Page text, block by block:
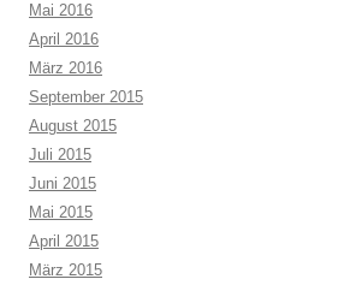
Mai 2016
April 2016
März 2016
September 2015
August 2015
Juli 2015
Juni 2015
Mai 2015
April 2015
März 2015